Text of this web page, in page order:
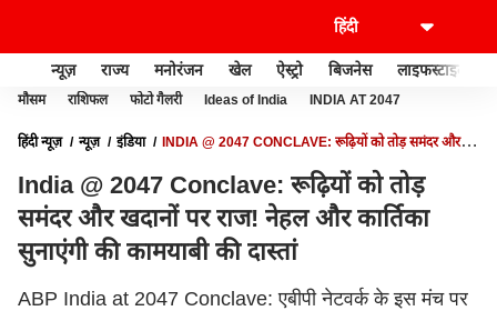
न्यूज़ राज्य मनोरंजन खेल ऐस्ट्रो बिजनेस लाइफस्टाइल
मौसम राशिफल फोटो गैलरी Ideas of India INDIA AT 2047
हिंदी न्यूज़ न्यूज़ इंडिया
INDIA @ 2047 CONCLAVE: रूढ़ियों को तोड़ समंदर और
India @ 2047 Conclave: रूढ़ियों को तोड़
समंदर और खदानों पर राज! नेहल और कार्तिका
सुनाएंगी की कामयाबी की दास्तां
ABP India at 2047 Conclave: एबीपी नेटवर्क के इस मंच पर